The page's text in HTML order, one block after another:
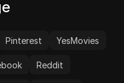
Pinterest YesMovies
Reddit